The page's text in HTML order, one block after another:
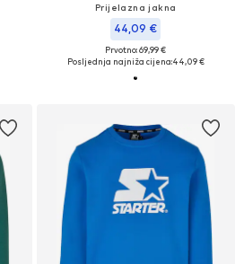
Prijelazna jakna
44,09 €
Prvotno: 69,99 €
Posljednja najniža cijena:44,09 €